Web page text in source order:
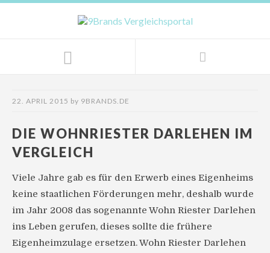
22. APRIL 2015 by 9BRANDS.DE
DIE WOHNRIESTER DARLEHEN IM
VERGLEICH
Viele Jahre gab es für den Erwerb eines Eigenheims
keine staatlichen Förderungen mehr, deshalb wurde
im Jahr 2008 das sogenannte Wohn Riester Darlehen
ins Leben gerufen, dieses sollte die frühere
Eigenheimzulage ersetzen. Wohn Riester Darlehen